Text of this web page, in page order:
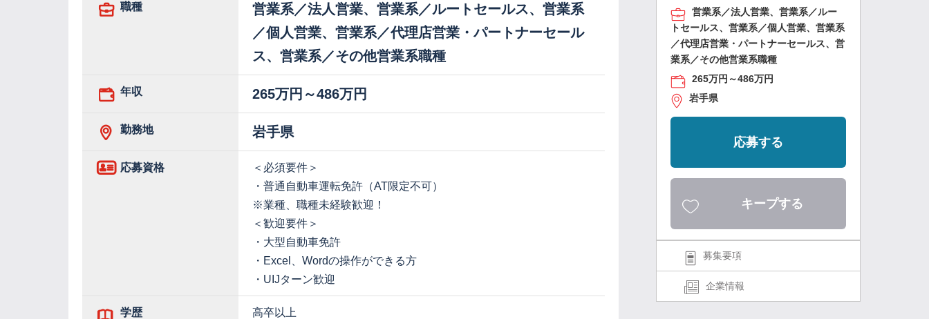
職種
営業系／法人営業、営業系／ルートセールス、営業系
／個人営業、営業系／代理店営業・パートナーセール
ス、営業系／その他営業系職種
年収 265万円～486万円
勤務地 岩手県
応募資格
＜必須要件＞
・普通自動車運転免許（AT限定不可）
※業種、職種未経験歓迎！
＜歓迎要件＞
・大型自動車免許
・Excel、Wordの操作ができる方
・UIJターン歓迎
学歴 高卒以上
営業系／法人営業、営業系／ルー
トセールス、営業系／個人営業、営業系
／代理店営業・パートナーセールス、営
業系／その他営業系職種
265万円～486万円
岩手県
応募する
キープする
募集要項
企業情報